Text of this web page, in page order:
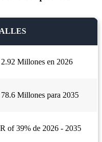
Millones en 2026
Millones para 2035
of 39% de 2026 - 2035